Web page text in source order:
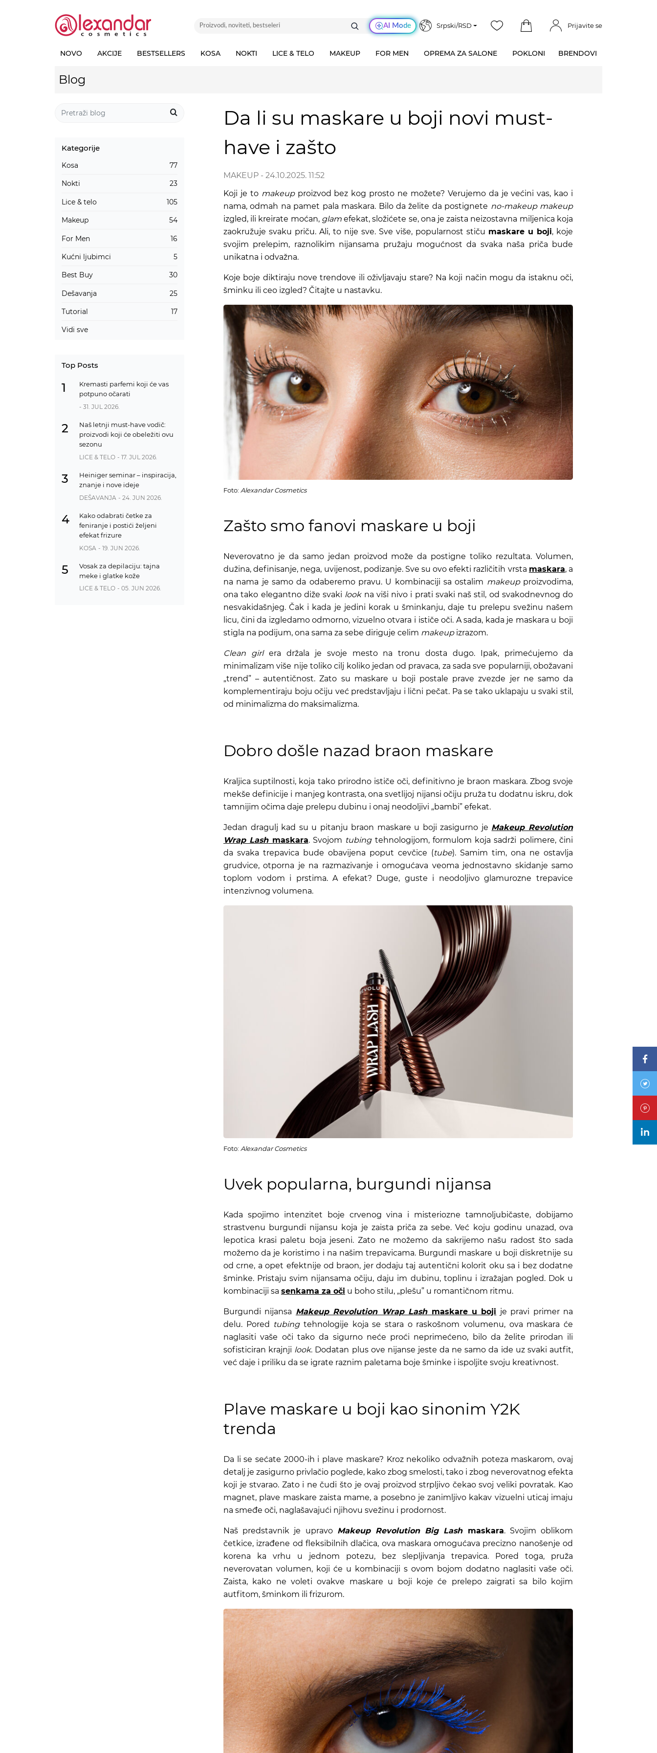
AI Mode Srpski/RSD Prijavite se
NOVO AKCIJE BESTSELLERS KOSA NOKTI LICE & TELO MAKEUP FOR MEN OPREMA ZA SALONE POKLONI BRENDOVI
Blog
Kategorije
Kosa 77
Nokti 23
Lice & telo 105
Makeup 54
For Men 16
Kućni ljubimci 5
Best Buy 30
Dešavanja 25
Tutorial 17
Vidi sve
Top Posts
1
Kremasti parfemi koji će vas
potpuno očarati
- 31. JUL 2026.
2
Naš letnji must-have vodič:
proizvodi koji će obeležiti ovu
sezonu
LICE & TELO - 17. JUL 2026.
3
Heiniger seminar – inspiracija,
znanje i nove ideje
DEŠAVANJA - 24. JUN 2026.
4
Kako odabrati četke za
feniranje i postići željeni
efekat frizure
KOSA - 19. JUN 2026.
5
Vosak za depilaciju: tajna
meke i glatke kože
LICE & TELO - 05. JUN 2026.
Da li su maskare u boji novi must-
have i zašto
MAKEUP - 24.10.2025. 11:52
Koji je to makeupproizvod bez kog prosto ne možete? Verujemo da je većini vas, kao i
nama, odmah na pamet pala maskara. Bilo da želite da postignete no-makeup makeup
izgled, ili kreirate moćan, glamefekat, složićete se, ona je zaista neizostavna miljenica koja
zaokružuje svaku priču. Ali, to nije sve. Sve više, popularnost stiču maskare u boji, koje
svojim prelepim, raznolikim nijansama pružaju mogućnost da svaka naša priča bude
unikatna i odvažna.
Koje boje diktiraju nove trendove ili oživljavaju stare? Na koji način mogu da istaknu oči,
šminku ili ceo izgled? Čitajte u nastavku.
Foto: Alexandar Cosmetics
Zašto smo fanovi maskare u boji
Neverovatno je da samo jedan proizvod može da postigne toliko rezultata. Volumen,
dužina, definisanje, nega, uvijenost, podizanje. Sve su ovo efekti različitih vrsta maskara, a
na nama je samo da odaberemo pravu. U kombinaciji sa ostalim makeupproizvodima,
ona tako elegantno diže svaki lookna viši nivo i prati svaki naš stil, od svakodnevnog do
nesvakidašnjeg. Čak i kada je jedini korak u šminkanju, daje tu prelepu svežinu našem
licu, čini da izgledamo odmorno, vizuelno otvara i ističe oči. A sada, kada je maskara u boji
stigla na podijum, ona sama za sebe diriguje celim makeupizrazom.
Clean girlera držala je svoje mesto na tronu dosta dugo. Ipak, primećujemo da
minimalizam više nije toliko cilj koliko jedan od pravaca, za sada sve popularniji, obožavani
„trend” – autentičnost. Zato su maskare u boji postale prave zvezde jer ne samo da
komplementiraju boju očiju već predstavljaju i lični pečat. Pa se tako uklapaju u svaki stil,
od minimalizma do maksimalizma.
Dobro došle nazad braon maskare
Kraljica suptilnosti, koja tako prirodno ističe oči, definitivno je braon maskara. Zbog svoje
mekše definicije i manjeg kontrasta, ona svetlijoj nijansi očiju pruža tu dodatnu iskru, dok
tamnijim očima daje prelepu dubinu i onaj neodoljivi „bambi” efekat.
Jedan dragulj kad su u pitanju braon maskare u boji zasigurno je Makeup Revolution
Wrap Lashmaskara. Svojom tubingtehnologijom, formulom koja sadrži polimere, čini
da svaka trepavica bude obavijena poput cevčice (tube). Samim tim, ona ne ostavlja
grudvice, otporna je na razmazivanje i omogućava veoma jednostavno skidanje samo
toplom vodom i prstima. A efekat? Duge, guste i neodoljivo glamurozne trepavice
intenzivnog volumena.
Foto: Alexandar Cosmetics
Uvek popularna, burgundi nijansa
Kada spojimo intenzitet boje crvenog vina i misteriozne tamnoljubičaste, dobijamo
strastvenu burgundi nijansu koja je zaista priča za sebe. Već koju godinu unazad, ova
lepotica krasi paletu boja jeseni. Zato ne možemo da sakrijemo našu radost što sada
možemo da je koristimo i na našim trepavicama. Burgundi maskare u boji diskretnije su
od crne, a opet efektnije od braon, jer dodaju taj autentični kolorit oku sa i bez dodatne
šminke. Pristaju svim nijansama očiju, daju im dubinu, toplinu i izražajan pogled. Dok u
kombinaciji sa senkama za oči u boho stilu, „plešu” u romantičnom ritmu.
Burgundi nijansa Makeup Revolution Wrap Lashmaskare u boji je pravi primer na
delu. Pored tubingtehnologije koja se stara o raskošnom volumenu, ova maskara će
naglasiti vaše oči tako da sigurno neće proći neprimećeno, bilo da želite prirodan ili
sofisticiran krajnji look. Dodatan plus ove nijanse jeste da ne samo da ide uz svaki autfit,
već daje i priliku da se igrate raznim paletama boje šminke i ispoljite svoju kreativnost.
Plave maskare u boji kao sinonim Y2K
trenda
Da li se sećate 2000-ih i plave maskare? Kroz nekoliko odvažnih poteza maskarom, ovaj
detalj je zasigurno privlačio poglede, kako zbog smelosti, tako i zbog neverovatnog efekta
koji je stvarao. Zato i ne čudi što je ovaj proizvod strpljivo čekao svoj veliki povratak. Kao
magnet, plave maskare zaista mame, a posebno je zanimljivo kakav vizuelni uticaj imaju
na smeđe oči, naglašavajući njihovu svežinu i prodornost.
Naš predstavnik je upravo Makeup Revolution Big Lashmaskara. Svojim oblikom
četkice, izrađene od fleksibilnih dlačica, ova maskara omogućava precizno nanošenje od
korena ka vrhu u jednom potezu, bez slepljivanja trepavica. Pored toga, pruža
neverovatan volumen, koji će u kombinaciji s ovom bojom dodatno naglasiti vaše oči.
Zaista, kako ne voleti ovakve maskare u boji koje će prelepo zaigrati sa bilo kojim
autfitom, šminkom ili frizurom.
in